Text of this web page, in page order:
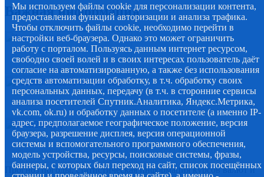
Важная информация
Прогноз погоды, статистическая информация курсов валют и
Мы используем файлы cookie для персонализации контента,
предоставления функций авторизации и анализа трафика.
Чтобы отключить файлы cookie, необходимо перейти в
настройки веб-браузера. Однако это может ограничить
работу с порталом. Пользуясь данным интернет ресурсом,
свободно своей волей и в своих интересах пользователь даёт
согласие на автоматизированную, а также без использования
средств автоматизации обработку, в т.ч. обработку своих
персональных данных, передачу (в т.ч. в сторонние сервисы
анализа посетителей Спутник.Аналитика, Яндекс.Метрика,
vk.com, ok.ru) и обработку данных о посетителе (а именно IP-
адрес, предполагаемое географическое положение, версия
браузера, разрешение дисплея, версия операционной
системы и вспомогательного программного обеспечения,
модель устройства, ресурсы, поисковые системы, фразы,
баннеры, с которых был переход на сайт, список посещённых